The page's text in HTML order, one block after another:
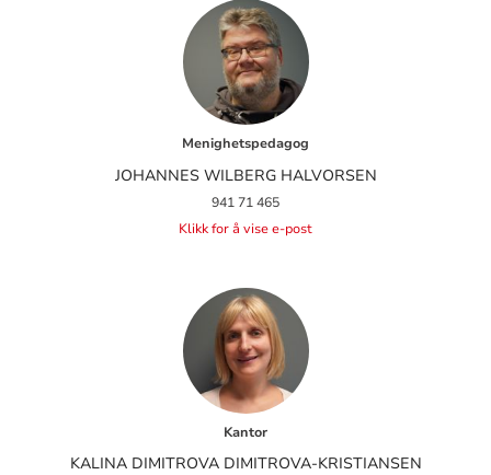
Menighetspedagog
JOHANNES WILBERG HALVORSEN
941 71 465
Klikk for å vise e-post
Kantor
KALINA DIMITROVA DIMITROVA-KRISTIANSEN